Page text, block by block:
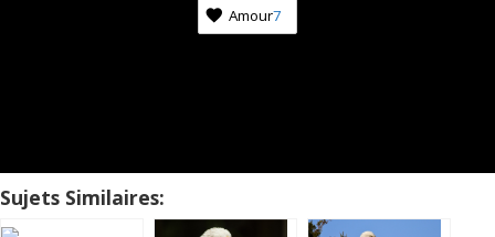
Amour7
Sujets Similaires: